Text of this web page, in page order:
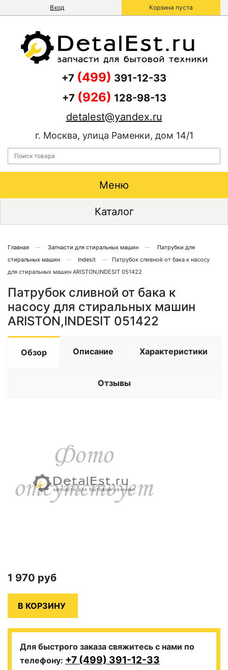
Вход Корзина пуста
+7 (499) 391-12-33
+7 (926) 128-98-13
detalest@yandex.ru
г. Москва, улица Раменки, дом 14/1
Меню
Каталог
Главная Запчасти для стиральных машин
Патрубки для
стиральных машин
Indesit
Патрубок сливной от бака к насосу
для стиральных машин ARISTON,INDESIT 051422
Патрубок сливной от бака к
насосу для стиральных машин
ARISTON,INDESIT 051422
Обзор Описание Характеристики
Отзывы
1 970 руб
Для быстрого заказа свяжитесь с нами по
телефону: +7 (499) 391-12-33